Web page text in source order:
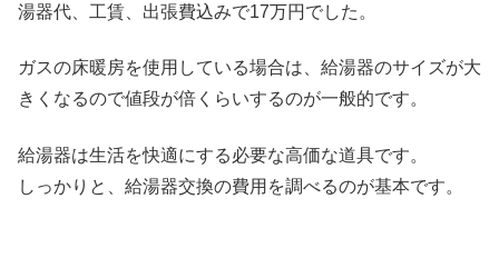
湯器代、工賃、出張費込みで17万円でした。
ガスの床暖房を使用している場合は、給湯器のサイズが大
きくなるので値段が倍くらいするのが一般的です。
給湯器は生活を快適にする必要な高価な道具です。
しっかりと、給湯器交換の費用を調べるのが基本です。